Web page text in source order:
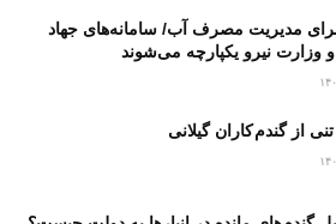
مدیریت مصرف آب/ سامانه‌های جهاد
وزارت نیرو یکپارچه می‌شوند